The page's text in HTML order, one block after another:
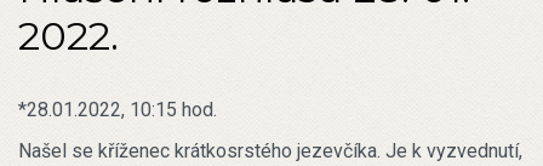
2022.
*28.01.2022, 10:15 hod.
Našel se kříženec krátkosrstého jezevčíka. Je k vyzvednutí,